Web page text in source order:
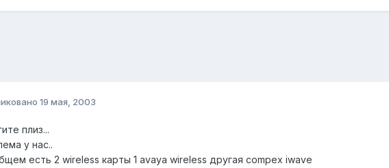
19 мая, 2003
плиз...
у нас..
есть 2 wireless карты 1 avaya wireless другая compex iwave